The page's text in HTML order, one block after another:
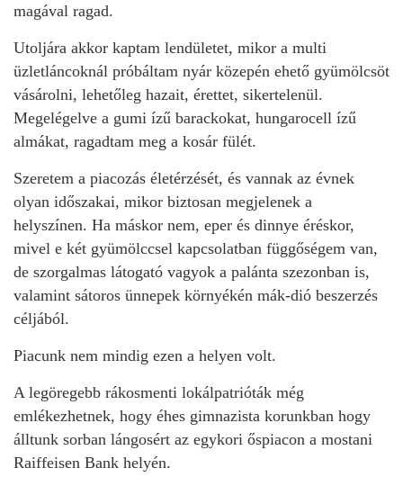
magával ragad.
Utoljára akkor kaptam lendületet, mikor a multi
üzletláncoknál próbáltam nyár közepén ehető gyümölcsöt
vásárolni, lehetőleg hazait, érettet, sikertelenül.
Megelégelve a gumi ízű barackokat, hungarocell ízű
almákat, ragadtam meg a kosár fülét.
Szeretem a piacozás életérzését, és vannak az évnek
olyan időszakai, mikor biztosan megjelenek a
helyszínen. Ha máskor nem, eper és dinnye éréskor,
mivel e két gyümölccsel kapcsolatban függőségem van,
de szorgalmas látogató vagyok a palánta szezonban is,
valamint sátoros ünnepek környékén mák-dió beszerzés
céljából.
Piacunk nem mindig ezen a helyen volt.
A legöregebb rákosmenti lokálpatrióták még
emlékezhetnek, hogy éhes gimnazista korunkban hogy
álltunk sorban lángosért az egykori őspiacon a mostani
Raiffeisen Bank helyén.